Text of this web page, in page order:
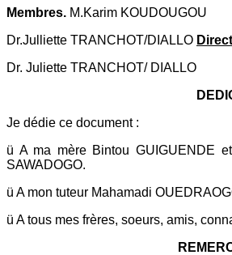
Membres. M.Karim KOUDOUGOU
Dr.Julliette TRANCHOT/DIALLO
Dr. Juliette TRANCHOT/ DIALLO
Je dédie ce document :
ü A ma mère Bintou GUIGUENDE
SAWADOGO.
ü A mon tuteur Mahamadi
ü A tous mes frères, soeurs, amis,